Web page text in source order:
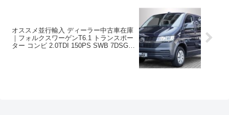
オススメ並行輸入 ディーラー中古車在庫
｜フォルクスワーゲンT6.1 トランスポー
ター コンビ 2.0TDI 150PS SWB 7DSG 9